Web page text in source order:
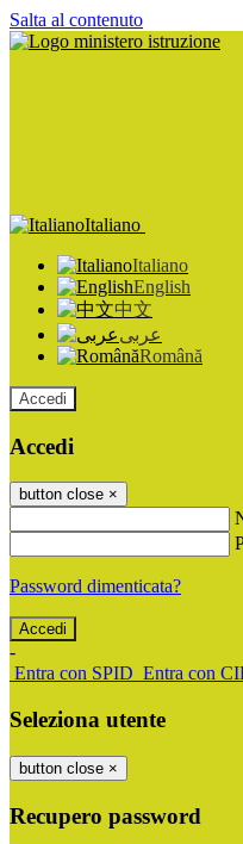
Salta al contenuto
Italiano
Italiano
English
中文
عربى
Română
Accedi
Accedi
button close ×
Password dimenticata?
-
Entra con SPID Entra con
Seleziona utente
button close ×
Recupero password